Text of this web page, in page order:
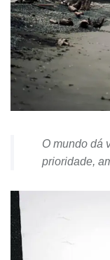
O mundo dá
prioridade,